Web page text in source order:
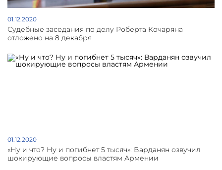
01.12.2020
Судебные заседания по делу Роберта Кочаряна
отложено на 8 декабря
01.12.2020
«Ну и что? Ну и погибнет 5 тысяч»: Варданян озвучил
шокирующие вопросы властям Армении